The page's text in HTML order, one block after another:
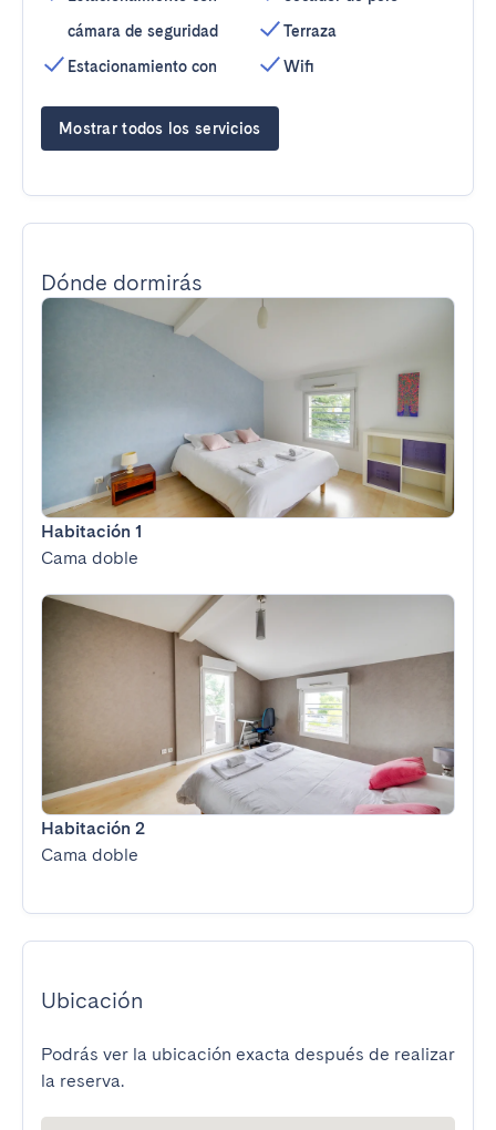
cámara de seguridad
Estacionamiento con
Terraza
Wifi
Mostrar todos los servicios
Dónde dormirás
Habitación 1
Cama doble
Habitación 2
Cama doble
Ubicación
Podrás ver la ubicación exacta después de realizar
la reserva.